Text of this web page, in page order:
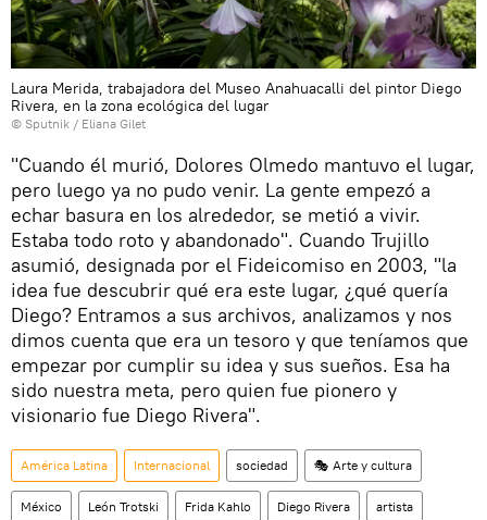
Laura Merida, trabajadora del Museo Anahuacalli del pintor Diego
Rivera, en la zona ecológica del lugar
© Sputnik / Eliana Gilet
"Cuando él murió, Dolores Olmedo mantuvo el lugar,
pero luego ya no pudo venir. La gente empezó a
echar basura en los alrededor, se metió a vivir.
Estaba todo roto y abandonado". Cuando Trujillo
asumió, designada por el Fideicomiso en 2003, "la
idea fue descubrir qué era este lugar, ¿qué quería
Diego? Entramos a sus archivos, analizamos y nos
dimos cuenta que era un tesoro y que teníamos que
empezar por cumplir su idea y sus sueños. Esa ha
sido nuestra meta, pero quien fue pionero y
visionario fue Diego Rivera".
América Latina Internacional sociedad 🎭 Arte y cultura
México León Trotski Frida Kahlo Diego Rivera artista